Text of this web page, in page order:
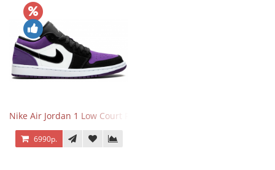
Nike Air Jordan 1 Low Court Purple
6990р.